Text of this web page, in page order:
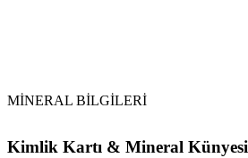
MİNERAL BİLGİLERİ
Kimlik Kartı & Mineral Künyesi